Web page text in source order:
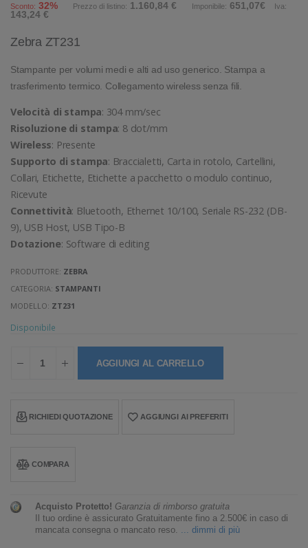
Sconto: 32% Prezzo di listino: 1.160,84 € Imponibile: 651,07€ Iva:
143,24 €
Zebra ZT231
Stampante per volumi medi e alti ad uso generico. Stampa a
trasferimento termico. Collegamento wireless senza fili.
Velocità di stampa: 304 mm/sec
Risoluzione di stampa: 8 dot/mm
Wireless: Presente
Supporto di stampa: Braccialetti, Carta in rotolo, Cartellini,
Collari, Etichette, Etichette a pacchetto o modulo continuo,
Ricevute
Connettività: Bluetooth, Ethernet 10/100, Seriale RS-232 (DB-
9), USB Host, USB Tipo-B
Dotazione: Software di editing
PRODUTTORE: ZEBRA
CATEGORIA: STAMPANTI
MODELLO: ZT231
Disponibile
AGGIUNGI AL CARRELLO
RICHIEDI QUOTAZIONE AGGIUNGI AI PREFERITI
COMPARA
Acquisto Protetto! Garanzia di rimborso gratuita
Il tuo ordine è assicurato Gratuitamente fino a 2.500€ in caso di
mancata consegna o mancato reso. ... dimmi di più